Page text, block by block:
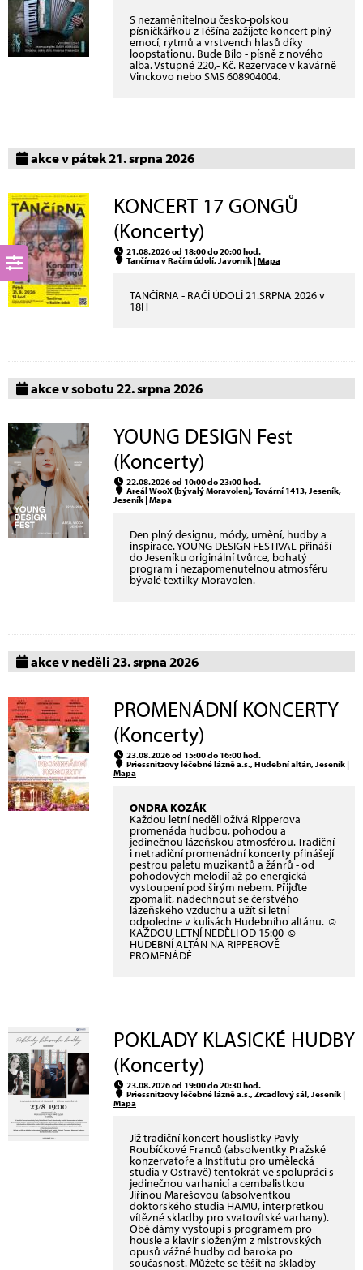
S nezaměnitelnou česko-polskou
písničkářkou z Těšína zažijete koncert plný
emocí, rytmů a vrstvench hlasů díky
loopstationu. Bude Bílo - písně z nového
alba. Vstupné 220,- Kč. Rezervace v kavárně
Vinckovo nebo SMS 608904004.
akce v pátek 21. srpna 2026
KONCERT 17 GONGŮ
(Koncerty)
21.08.2026 od 18:00 do 20:00 hod.
Tančírna v Račím údolí, Javorník |Mapa
TANČÍRNA - RAČÍ ÚDOLÍ 21.SRPNA 2026 v
18H
akce v sobotu 22. srpna 2026
YOUNG DESIGN Fest
(Koncerty)
22.08.2026 od 10:00 do 23:00 hod.
Areál WooX (bývalý Moravolen), Tovární 1413, Jeseník,
Jeseník |Mapa
Den plný designu, módy, umění, hudby a
inspirace. YOUNG DESIGN FESTIVAL přináší
do Jeseníku originální tvůrce, bohatý
program i nezapomenutelnou atmosféru
bývalé textilky Moravolen.
akce v neděli 23. srpna 2026
PROMENÁDNÍ KONCERTY
(Koncerty)
23.08.2026 od 15:00 do 16:00 hod.
Priessnitzovy léčebné lázně a.s., Hudební altán, Jeseník |
Mapa
ONDRA KOZÁK
Každou letní neděli ožívá Ripperova
promenáda hudbou, pohodou a
jedinečnou lázeňskou atmosférou. Tradiční
i netradiční promenádní koncerty přinášejí
pestrou paletu muzikantů a žánrů - od
pohodových melodií až po energická
vystoupení pod širým nebem. Přijďte
zpomalit, nadechnout se čerstvého
lázeňského vzduchu a užít si letní
odpoledne v kulisách Hudebního altánu. ☺
KAŽDOU LETNÍ NEDĚLI OD 15:00 ☺
HUDEBNÍ ALTÁN NA RIPPEROVĚ
PROMENÁDĚ
POKLADY KLASICKÉ HUDBY
(Koncerty)
23.08.2026 od 19:00 do 20:30 hod.
Priessnitzovy léčebné lázně a.s., Zrcadlový sál, Jeseník |
Mapa
Již tradiční koncert houslistky Pavly
Roubíčkové Franců (absolventky Pražské
konzervatoře a Institutu pro umělecká
studia v Ostravě) tentokrát ve spolupráci s
jedinečnou varhanicí a cembalistkou
Jiřinou Marešovou (absolventkou
doktorského studia HAMU, interpretkou
vítězné skladby pro svatovítské varhany).
Obě dámy vystoupí s programem pro
housle a klavír složeným z mistrovských
opusů vážné hudby od baroka po
současnost. Můžete se těšit na skladby